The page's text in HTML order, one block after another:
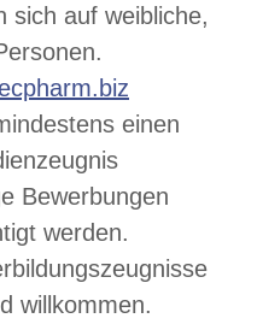
sich auf weibliche,
einen
Bewerbungen
werden.
willkommen.